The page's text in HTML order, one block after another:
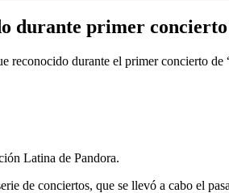
durante primer
durante el primer concierto de
Latina de Pandora.
de conciertos, que se llevó a cabo el